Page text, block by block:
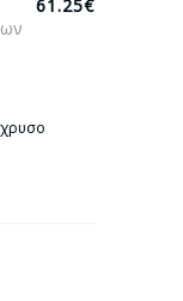
61.25€